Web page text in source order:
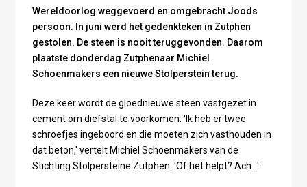
Wereldoorlog weggevoerd en omgebracht Joods
persoon. In juni werd het gedenkteken in Zutphen
gestolen. De steen is nooit teruggevonden. Daarom
plaatste donderdag Zutphenaar Michiel
Schoenmakers een nieuwe Stolperstein terug.
Deze keer wordt de gloednieuwe steen vastgezet in
cement om diefstal te voorkomen. 'Ik heb er twee
schroefjes ingeboord en die moeten zich vasthouden in
dat beton,' vertelt Michiel Schoenmakers van de
Stichting Stolpersteine Zutphen. 'Of het helpt? Ach...'